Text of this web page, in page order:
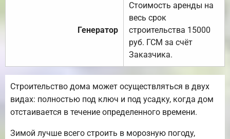
Генератор
Стоимость аренды на
весь срок
строительства 15000
руб. ГСМ за счёт
Заказчика.
Строительство дома может осуществляться в двух
видах: полностью под ключ и под усадку, когда дом
отстаивается в течение определенного времени.
Зимой лучше всего строить в морозную погоду,